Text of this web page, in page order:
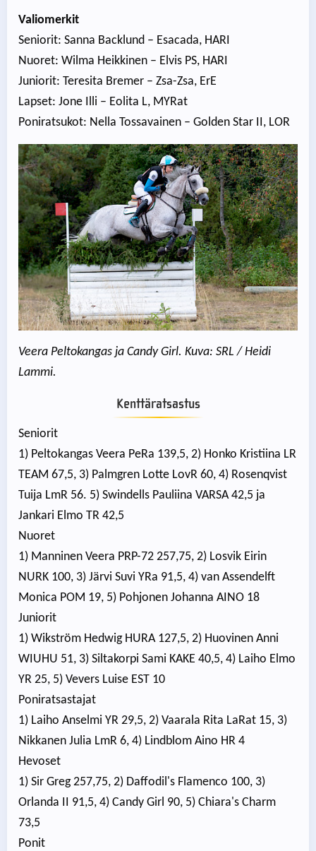
Valiomerkit
Seniorit: Sanna Backlund – Esacada, HARI
Nuoret: Wilma Heikkinen – Elvis PS, HARI
Juniorit: Teresita Bremer – Zsa-Zsa, ErE
Lapset: Jone Illi – Eolita L, MYRat
Poniratsukot: Nella Tossavainen – Golden Star II, LOR
Veera Peltokangas ja Candy Girl. Kuva: SRL / Heidi
Lammi.
Kenttäratsastus
Seniorit
1) Peltokangas Veera PeRa 139,5, 2) Honko Kristiina LR
TEAM 67,5, 3) Palmgren Lotte LovR 60, 4) Rosenqvist
Tuija LmR 56. 5) Swindells Pauliina VARSA 42,5 ja
Jankari Elmo TR 42,5
Nuoret
1) Manninen Veera PRP-72 257,75, 2) Losvik Eirin
NURK 100, 3) Järvi Suvi YRa 91,5, 4) van Assendelft
Monica POM 19, 5) Pohjonen Johanna AINO 18
Juniorit
1) Wikström Hedwig HURA 127,5, 2) Huovinen Anni
WIUHU 51, 3) Siltakorpi Sami KAKE 40,5, 4) Laiho Elmo
YR 25, 5) Vevers Luise EST 10
Poniratsastajat
1) Laiho Anselmi YR 29,5, 2) Vaarala Rita LaRat 15, 3)
Nikkanen Julia LmR 6, 4) Lindblom Aino HR 4
Hevoset
1) Sir Greg 257,75, 2) Daffodil's Flamenco 100, 3)
Orlanda II 91,5, 4) Candy Girl 90, 5) Chiara's Charm
73,5
Ponit